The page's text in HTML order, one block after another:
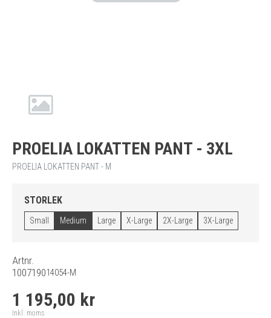
PROELIA LOKATTEN PANT - 3XL
PROELIA LOKATTEN PANT - M
STORLEK
Small Medium Large X-Large 2X-Large 3X-Large
Artnr.
100719014054-M
1 195,00 kr
Inkl. moms